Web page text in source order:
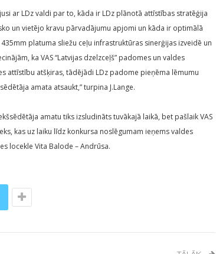
ar LDz valdi par to, kāda ir LDz plānotā attīstības stratēģija
un vietējo kravu pārvadājumu apjomi un kāda ir optimālā
platuma sliežu ceļu infrastruktūras sinerģijas izveidē un
ka VAS “Latvijas dzelzceļš” padomes un valdes
attīstību atšķiras, tādējādi LDz padome pieņēma lēmumu
amata atsaukt,” turpina J.Lange.
amatu tiks izsludināts tuvākajā laikā, bet pašlaik VAS
kas uz laiku līdz konkursa noslēgumam ieņems valdes
locekle Vita Balode – Andrūsa.